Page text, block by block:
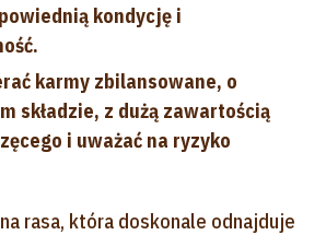
kondycję i
karmy zbilansowane, o
składzie, z dużą zawartością
i uważać na ryzyko
rasa, która doskonale odnajduje